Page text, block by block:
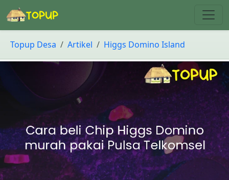
Topup Desa Artikel Higgs Domino Island